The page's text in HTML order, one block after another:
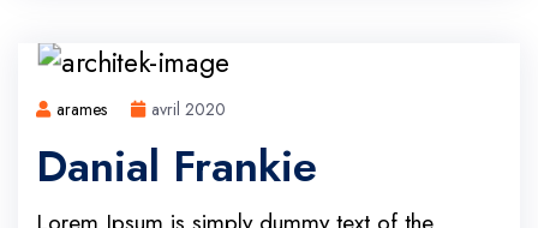
arames avril 2020
Danial Frankie